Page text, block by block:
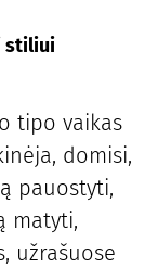
stiliui
tipo vaikas
domisi,
pauostyti,
matyti,
užrašuose